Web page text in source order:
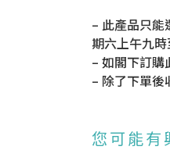
– 此產品只能
期六上午九
– 如閣下訂購
– 除了下單後
您可能